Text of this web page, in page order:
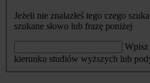
Jeżeli nie znalazłeś tego czego
szukane słowo lub frazę poniżej
Wpisz
kierunku studiów wyższych lub